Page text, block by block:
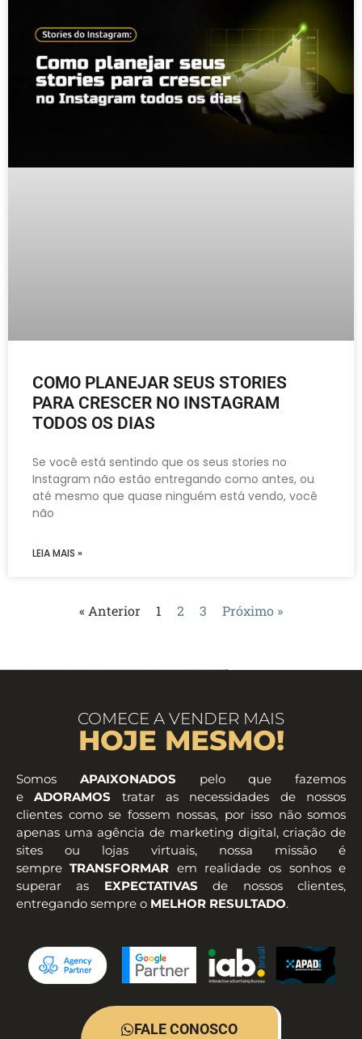
COMO PLANEJAR SEUS STORIES
PARA CRESCER NO INSTAGRAM
TODOS OS DIAS
Se você está sentindo que os seus stories no
Instagram não estão entregando como antes, ou
até mesmo que quase ninguém está vendo, você
não
LEIA MAIS »
« Anterior 1 2 3 Próximo »
COMECE A VENDER MAIS
HOJE MESMO!
Somos APAIXONADOS pelo que fazemos
eADORAMOS tratar as necessidades de nossos
clientes como se fossem nossas, por isso não somos
apenas uma agência de marketing digital, criação de
sites ou lojas virtuais, nossa missão é
sempreTRANSFORMAR em realidade os sonhos e
superar as EXPECTATIVASde nossos clientes,
entregando sempre o MELHOR RESULTADO.
FALE CONOSCO